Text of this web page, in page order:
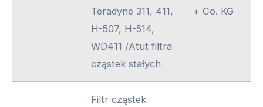
Teradyne 311, 411,
H-507, H-514,
WD411 /Atut filtra
cząstek stałych
+ Co. KG
Filtr cząstek